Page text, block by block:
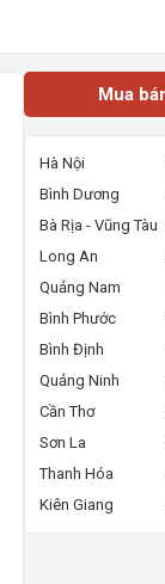
Mua
Hà Nội
Bình Dương
Bà Rịa - Vũng Tàu
Long An
Quảng Nam
Bình Phước
Bình Định
Quảng Ninh
Cần Thơ
Sơn La
Thanh Hóa
Kiên Giang